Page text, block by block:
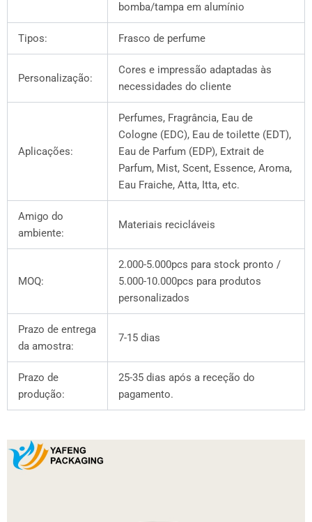
bomba/tampa em alumínio
Tipos: Frasco de perfume
Personalização:
Cores e impressão adaptadas às
necessidades do cliente
Aplicações:
Perfumes, Fragrância, Eau de
Cologne (EDC), Eau de toilette (EDT),
Eau de Parfum (EDP), Extrait de
Parfum, Mist, Scent, Essence, Aroma,
Eau Fraiche, Atta, Itta, etc.
Amigo do
ambiente:
Materiais recicláveis
MOQ:
2.000-5.000pcs para stock pronto /
5.000-10.000pcs para produtos
personalizados
Prazo de entrega
da amostra:
7-15 dias
Prazo de
produção:
25-35 dias após a receção do
pagamento.